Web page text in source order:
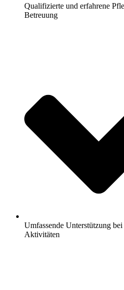
Qualifizierte und erfahrene
Betreuung
Umfassende Unterstützung
Aktivitäten